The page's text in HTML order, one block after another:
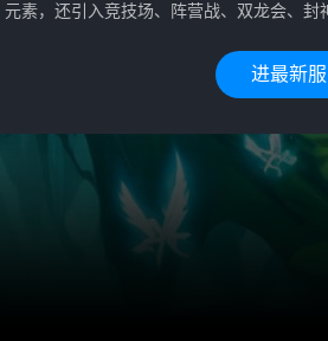
元素，还引入竞技场、阵营战、双龙会、封
进最新服